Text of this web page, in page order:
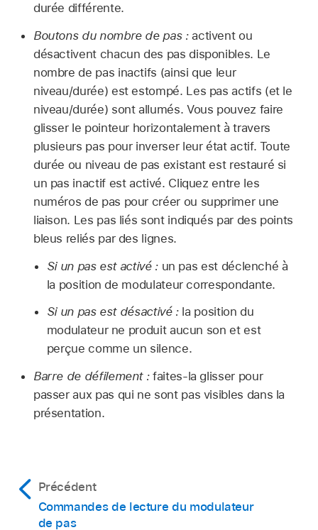
durée différente.
Boutons du nombre de pas :activent ou
désactivent chacun des pas disponibles. Le
nombre de pas inactifs (ainsi que leur
niveau/durée) est estompé. Les pas actifs (et le
niveau/durée) sont allumés. Vous pouvez faire
glisser le pointeur horizontalement à travers
plusieurs pas pour inverser leur état actif. Toute
durée ou niveau de pas existant est restauré si
un pas inactif est activé. Cliquez entre les
numéros de pas pour créer ou supprimer une
liaison. Les pas liés sont indiqués par des points
bleus reliés par des lignes.
Si un pas est activé :un pas est déclenché à
la position de modulateur correspondante.
Si un pas est désactivé :la position du
modulateur ne produit aucun son et est
perçue comme un silence.
Barre de défilement :faites-la glisser pour
passer aux pas qui ne sont pas visibles dans la
présentation.
Précédent
Commandes de lecture du modulateur
de pas